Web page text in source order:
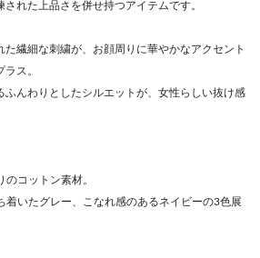
れた上品さを併せ持つアイテムです。
繊細な刺繍が、お顔周りに華やかなアクセント
ス。
ふんわりとしたシルエットが、女性らしい抜け感
のコットン素材。
着いたグレー、こなれ感のあるネイビーの3色展